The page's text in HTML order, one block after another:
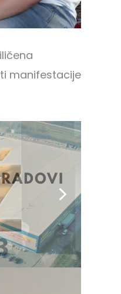
manifestacije